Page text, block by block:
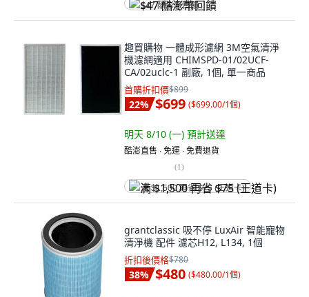
$47 酷澎幣回饋
趣買購物 一體成形濾網 3M空氣清淨
機濾網適用 CHIMSPD-01/02UCF-
CA/02uclc-1 副廠, 1個, 單一商品
首購折扣價$899
22% $699 ($699.00/1個)
明天 8/10 (一) 預計送達
酷澎直售 ∙ 免運 ∙ 免費退貨
(1)
满 $1,500 再省 $75 (王道卡)
grantclassic 吸不停 LuxAir 智能寵物
清淨機 配件 濾芯H12, L134, 1個
折扣後價格$780
38% $480 ($480.00/1個)